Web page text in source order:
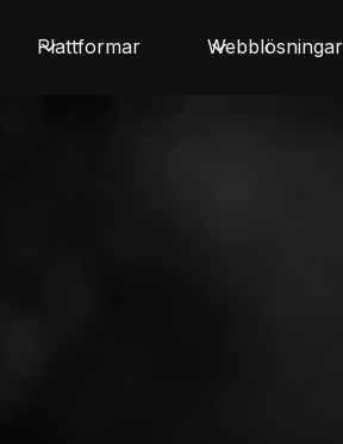
Plattformar Webblösningar